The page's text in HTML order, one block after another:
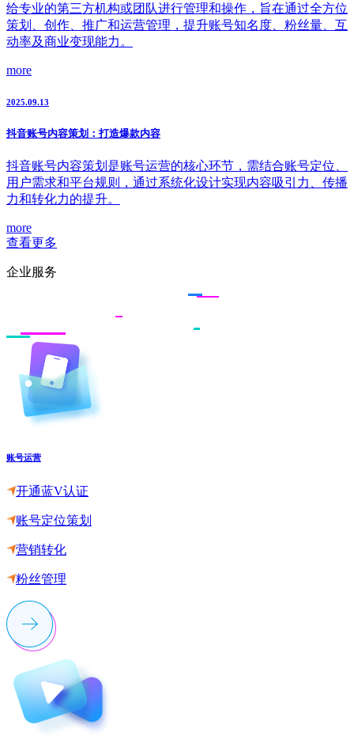
给专业的第三方机构或团队进行管理和操作，旨在通过全方位
策划、创作、推广和运营管理，提升账号知名度、粉丝量、互
动率及商业变现能力。
more
2025.09.13
抖音账号内容策划：打造爆款内容
抖音账号内容策划是账号运营的核心环节，需结合账号定位、
用户需求和平台规则，通过系统化设计实现内容吸引力、传播
力和转化力的提升。
more
查看更多
企业服务
账号运营
开通蓝V认证
账号定位策划
营销转化
粉丝管理